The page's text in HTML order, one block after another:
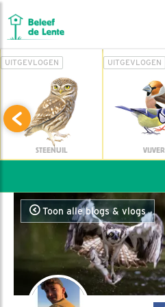
UITGEVLOGEN
STEENUIL
UITGEVLOGEN
VIJVER
Toon alle blogs & vlogs